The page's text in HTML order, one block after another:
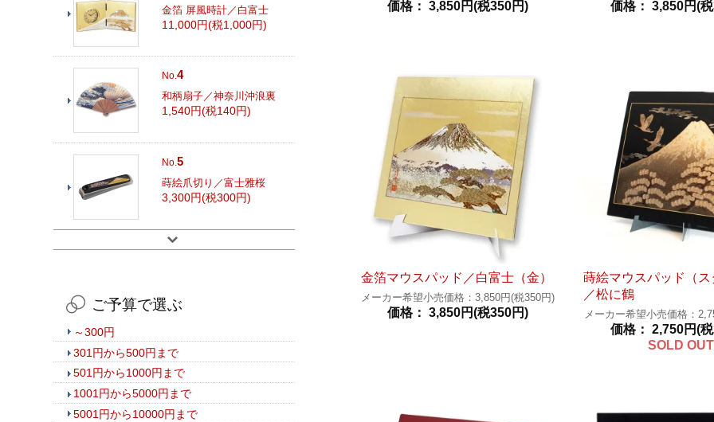
価格： 3,850円(税350円) 価格： 3,850円(
金箔マウスパッド／白富士（金）
メーカー希望小売価格：3,850円(税350円)
価格： 3,850円(税350円)
蒔絵マウスパッド（ス
／松に鶴
メーカー希望小売価格：
価格： 2,750円(
SOLD OUT
金箔 屏風時計／白富士
11,000円(税1,000円)
No.4
和柄扇子／神奈川沖浪裏
1,540円(税140円)
No.5
蒔絵爪切り／富士雅桜
3,300円(税300円)
ご予算で選ぶ
～300円
301円から500円まで
501円から1000円まで
1001円から5000円まで
5001円から10000円まで